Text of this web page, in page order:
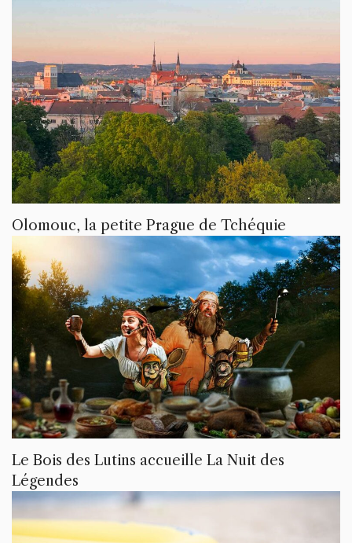
Olomouc, la petite Prague de Tchéquie
Le Bois des Lutins accueille La Nuit des
Légendes